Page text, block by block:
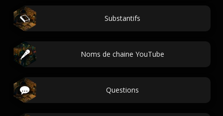
Substantifs
Noms de chaine YouTube
Questions